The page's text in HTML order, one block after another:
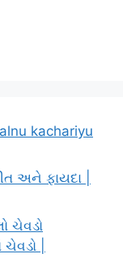
kachariyu
અને ફાયદા |
ચેવડો
|